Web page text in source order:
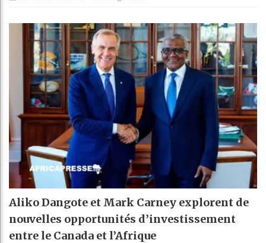
Aliko Dangote et Mark Carney explorent de
nouvelles opportunités d’investissement
entre le Canada et l’Afrique